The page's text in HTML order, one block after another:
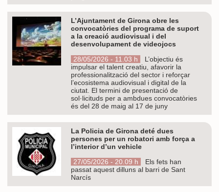
L’Ajuntament de Girona obre les
convocatòries del programa de suport
a la creació audiovisual i del
desenvolupament de videojocs
28/05/2026 - 11.03 h
L’objectiu és
impulsar el talent creatiu, afavorir la
professionalització del sector i reforçar
l’ecosistema audiovisual i digital de la
ciutat. El termini de presentació de
sol·licituds per a ambdues convocatòries
és del 28 de maig al 17 de juny
La Policia de Girona deté dues
persones per un robatori amb força a
l’interior d’un vehicle
27/05/2026 - 20.09 h
Els fets han
passat aquest dilluns al barri de Sant
Narcís